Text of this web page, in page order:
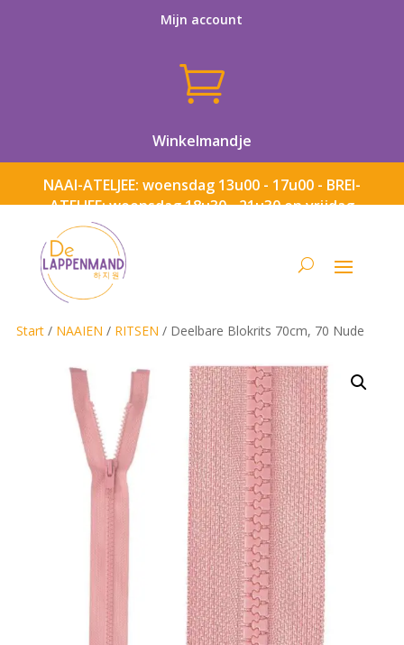
Mijn account

Winkelmandje
NAAI-ATELJEE: woensdag 13u00 - 17u00 - BREI-
ATELJEE: woensdag 18u30 - 21u30 en vrijdag
Start/ NAAIEN / RITSEN / Deelbare Blokrits 70cm, 70 Nude